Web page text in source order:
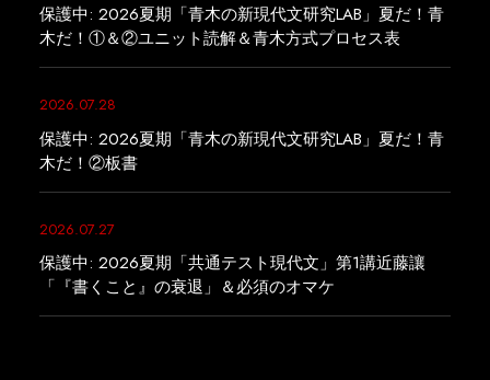
保護中: 2026夏期「青木の新現代文研究LAB」夏だ！青
木だ！①＆②ユニット読解＆青木方式プロセス表
2026.07.28
保護中: 2026夏期「青木の新現代文研究LAB」夏だ！青
木だ！②板書
2026.07.27
保護中: 2026夏期「共通テスト現代文」第1講近藤讓
「『書くこと』の衰退」＆必須のオマケ